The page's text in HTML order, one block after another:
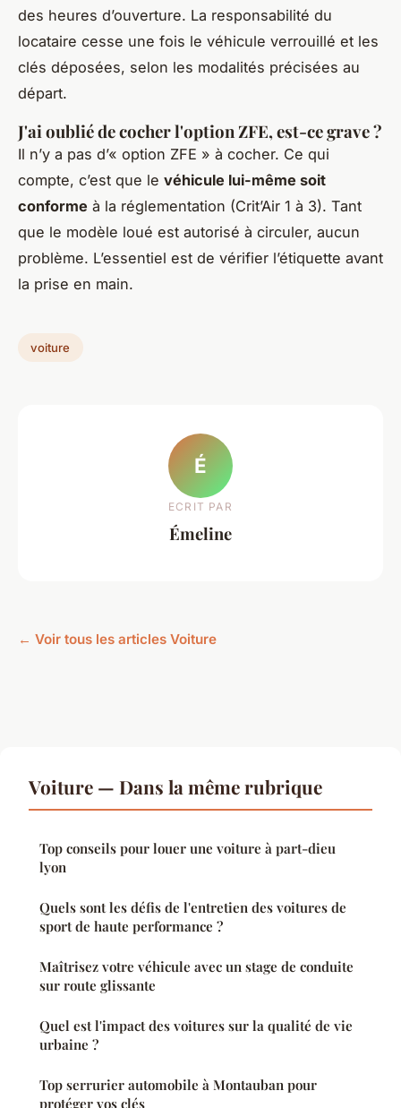
des heures d’ouverture. La responsabilité du
locataire cesse une fois le véhicule verrouillé et les
clés déposées, selon les modalités précisées au
départ.
J'ai oublié de cocher l'option ZFE, est-ce grave ?
Il n’y a pas d’« option ZFE » à cocher. Ce qui
compte, c’est que le véhicule lui-même soit
conforme à la réglementation (Crit’Air 1 à 3). Tant
que le modèle loué est autorisé à circuler, aucun
problème. L’essentiel est de vérifier l’étiquette avant
la prise en main.
voiture
É
ECRIT PAR
Émeline
← Voir tous les articles Voiture
Voiture — Dans la même rubrique
Top conseils pour louer une voiture à part-dieu
lyon
Quels sont les défis de l'entretien des voitures de
sport de haute performance ?
Maîtrisez votre véhicule avec un stage de conduite
sur route glissante
Quel est l'impact des voitures sur la qualité de vie
urbaine ?
Top serrurier automobile à Montauban pour
protéger vos clés